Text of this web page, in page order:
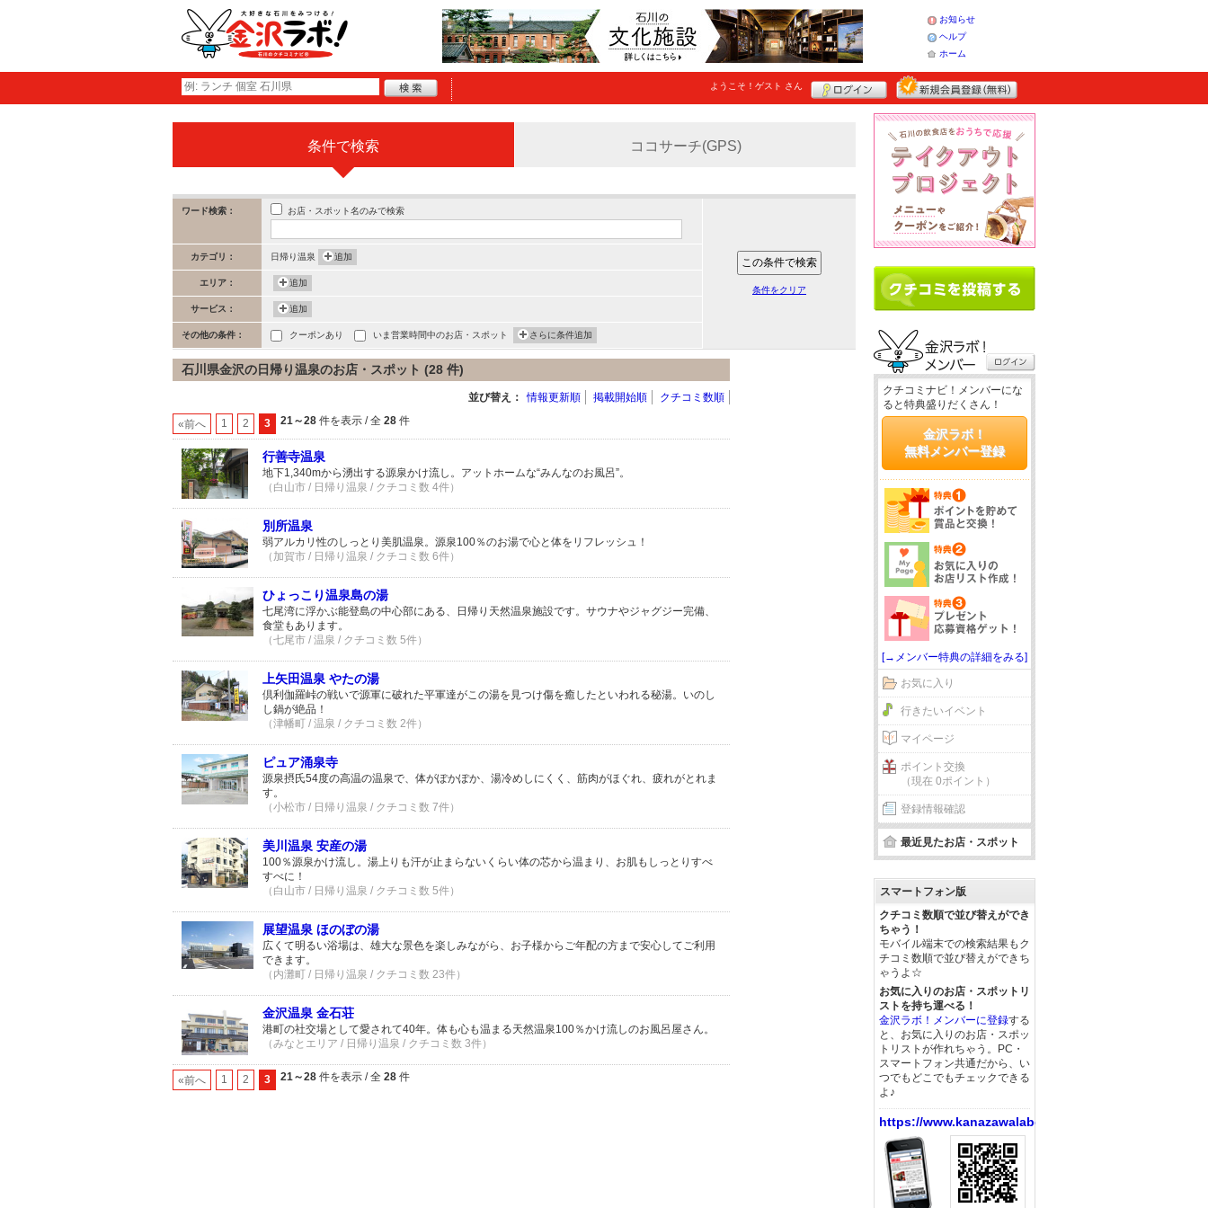
お知らせ
ヘルプ
ホーム
ようこそ！ ゲスト さん
条件で検索 ココサーチ(GPS)
ワード検索： お店・スポット名のみで検索
カテゴリ： 日帰り温泉 追加
エリア： 追加
サービス： 追加
その他の条件： クーポンあり いま営業時間中のお店・スポット さらに条件追加
条件をクリア
石川県金沢の日帰り温泉のお店・スポット (28 件)
並び替え： 情報更新順 掲載開始順 クチコミ数順
«前へ 1 2 3 21～28 件を表示 / 全 28 件
行善寺温泉
地下1,340mから湧出する源泉かけ流し。アットホームな“みんなのお風呂”。
（白山市 / 日帰り温泉 / クチコミ数 4件）
別所温泉
弱アルカリ性のしっとり美肌温泉。源泉100％のお湯で心と体をリフレッシュ！
（加賀市 / 日帰り温泉 / クチコミ数 6件）
ひょっこり温泉島の湯
七尾湾に浮かぶ能登島の中心部にある、日帰り天然温泉施設です。サウナやジャグジー完備、
食堂もあります。
（七尾市 / 温泉 / クチコミ数 5件）
上矢田温泉 やたの湯
倶利伽羅峠の戦いで源軍に破れた平軍達がこの湯を見つけ傷を癒したといわれる秘湯。いのし
し鍋が絶品！
（津幡町 / 温泉 / クチコミ数 2件）
ピュア涌泉寺
源泉摂氏54度の高温の温泉で、体がぽかぽか、湯冷めしにくく、筋肉がほぐれ、疲れがとれま
す。
（小松市 / 日帰り温泉 / クチコミ数 7件）
美川温泉 安産の湯
100％源泉かけ流し。湯上りも汗が止まらないくらい体の芯から温まり、お肌もしっとりすべ
すべに！
（白山市 / 日帰り温泉 / クチコミ数 5件）
展望温泉 ほのぼの湯
広くて明るい浴場は、雄大な景色を楽しみながら、お子様からご年配の方まで安心してご利用
できます。
（内灘町 / 日帰り温泉 / クチコミ数 23件）
金沢温泉 金石荘
港町の社交場として愛されて40年。体も心も温まる天然温泉100％かけ流しのお風呂屋さん。
（みなとエリア / 日帰り温泉 / クチコミ数 3件）
«前へ 1 2 3 21～28 件を表示 / 全 28 件
クチコミナビ！メンバーにな
ると特典盛りだくさん！
金沢ラボ！
無料メンバー登録
[→メンバー特典の詳細をみる]
お気に入り
行きたいイベント
マイページ
ポイント交換
（現在 0ポイント）
登録情報確認
最近見たお店・スポット
スマートフォン版
クチコミ数順で並び替えができ
ちゃう！
モバイル端末での検索結果もク
チコミ数順で並び替えができち
ゃうよ☆
お気に入りのお店・スポットリ
ストを持ち運べる！
金沢ラボ！メンバーに登録する
と、お気に入りのお店・スポッ
トリストが作れちゃう。PC・
スマートフォン共通だから、い
つでもどこでもチェックできる
よ♪
https://www.kanazawalabo.net/